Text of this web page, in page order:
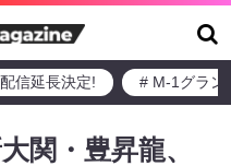
信延長決定! # M-1グラン
関・豊昇龍、